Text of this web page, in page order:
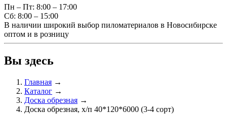
Пн – Пт: 8:00 – 17:00
Сб: 8:00 – 15:00
В наличии широкий выбор пиломатериалов в Новосибирске
оптом и в розницу
Вы здесь
Главная →
Каталог →
Доска обрезная →
Доска обрезная, х/п 40*120*6000 (3-4 сорт)